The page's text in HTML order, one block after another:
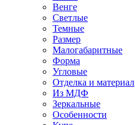
Венге
Светлые
Темные
Размер
Малогабаритные
Форма
Угловые
Отделка и материал
Из МДФ
Зеркальные
Особенности